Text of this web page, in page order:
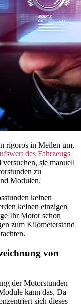
rigoros in Meilen um,
des Fahrzeugs
sie manuell
zu
Modulen.
keinen
keinen einzigen
Ihr Motor schon
zum Kilometerstand
von
der Motorstunden
kann das. Da
sich dieses